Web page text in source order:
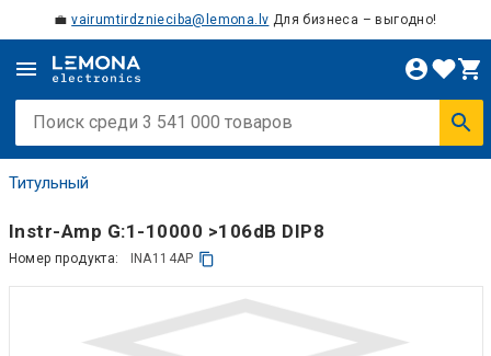
💼vairumtirdznieciba@lemona.lv Для бизнеса – выгодно!
Титульный
Instr-Amp G:1-10000 >106dB DIP8
Номер продукта: INA114AP